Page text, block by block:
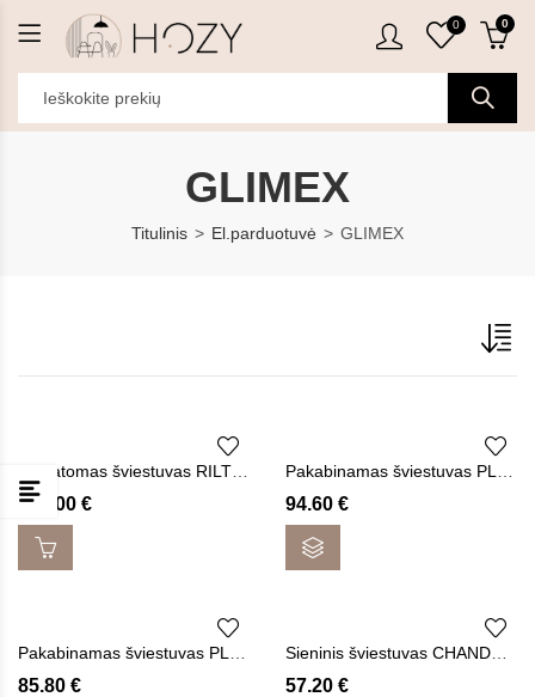
0 0
GLIMEX
Titulinis El.parduotuvė GLIMEX
131.00 € 94.60 €
85.80 € 57.20 €